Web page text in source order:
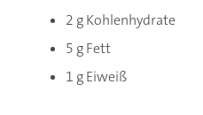
2 g Kohlenhydrate
5 g Fett
1 g Eiweiß